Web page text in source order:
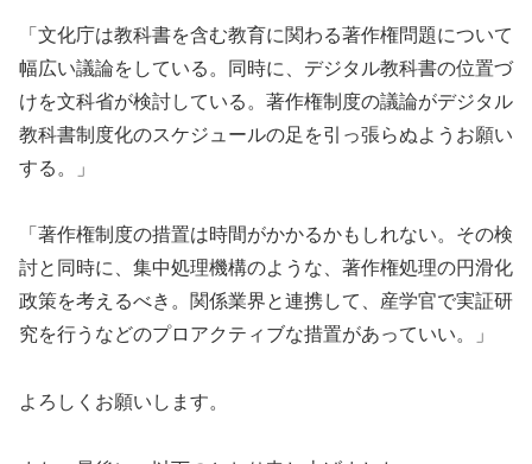
「文化庁は教科書を含む教育に関わる著作権問題について
幅広い議論をしている。同時に、デジタル教科書の位置づ
けを文科省が検討している。著作権制度の議論がデジタル
教科書制度化のスケジュールの足を引っ張らぬようお願い
する。」
「著作権制度の措置は時間がかかるかもしれない。その検
討と同時に、集中処理機構のような、著作権処理の円滑化
政策を考えるべき。関係業界と連携して、産学官で実証研
究を行うなどのプロアクティブな措置があっていい。」
よろしくお願いします。